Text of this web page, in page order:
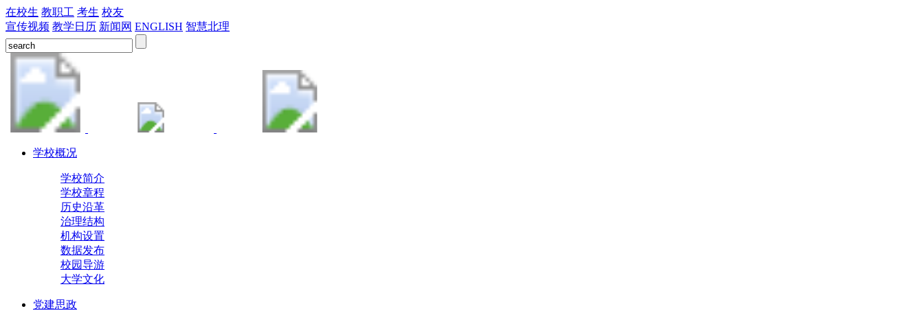
在校生 教职工 考生 校友
宣传视频 教学日历 新闻网 ENGLISH 智慧北理
学校概况
学校简介
学校章程
历史沿革
治理结构
机构设置
数据发布
校园导游
大学文化
党建思政